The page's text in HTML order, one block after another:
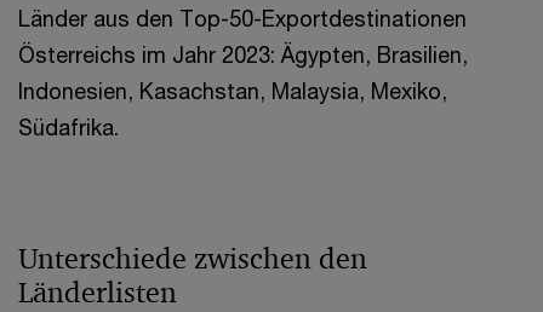
Länder aus den Top-50-Exportdestinationen
Österreichs im Jahr 2023: Ägypten, Brasilien,
Indonesien, Kasachstan, Malaysia, Mexiko,
Südafrika.
Unterschiede zwischen den
Länderlisten